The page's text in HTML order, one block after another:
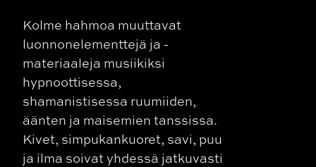
Kolme hahmoa muuttavat
luonnonelementtejä ja -
materiaaleja musiikiksi
hypnoottisessa,
shamanistisessa ruumiiden,
äänten ja maisemien tanssissa.
Kivet, simpukankuoret, savi, puu
ja ilma soivat yhdessä jatkuvasti